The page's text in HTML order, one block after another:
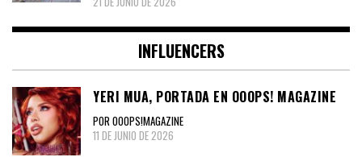
INFLUENCERS
YERI MUA, PORTADA EN OOOPS! MAGAZINE
POR OOOPS!MAGAZINE
11 DE JUNIO DE 2026